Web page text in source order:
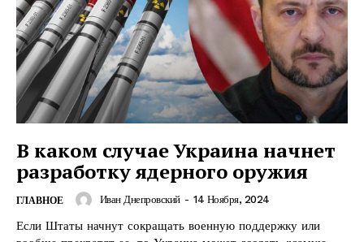
ПОДПИСАТЬСЯ СЕЙЧАС
В каком случае Украина начнет
разработку ядерного оружия
ГЛАВНОЕ Иван Днепровский - 14 Ноября, 2024
Если Штаты начнут сокращать военную поддержку или